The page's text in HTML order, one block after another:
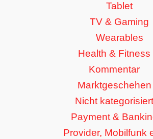
Tablet
TV & Gaming
Wearables
Health & Fitness
Kommentar
Marktgeschehen
Nicht kategorisiert
Payment &
Provider, Mobilfunk